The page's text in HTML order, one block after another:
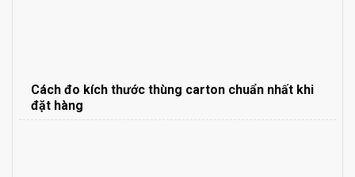
Cách đo kích thước thùng carton chuẩn nhất khi
đặt hàng